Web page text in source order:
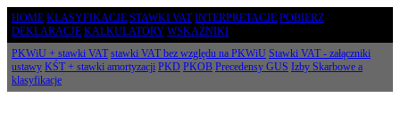
HOME KLASYFIKACJE STAWKI VAT INTERPRETACJE POBIERZ
DEKLARACJE KALKULATORY WSKAŹNIKI
PKWiU + stawki VAT stawki VAT bez względu na PKWiU Stawki VAT - załączniki
ustawy KŚT + stawki amortyzacji PKD PKOB Precedensy GUS Izby Skarbowe a
klasyfikacje